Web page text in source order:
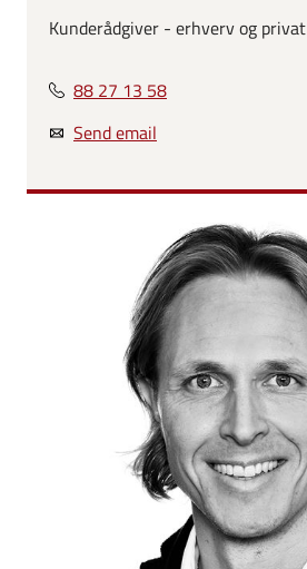
Kunderådgiver - erhverv og privat
88 27 13 58
Send email